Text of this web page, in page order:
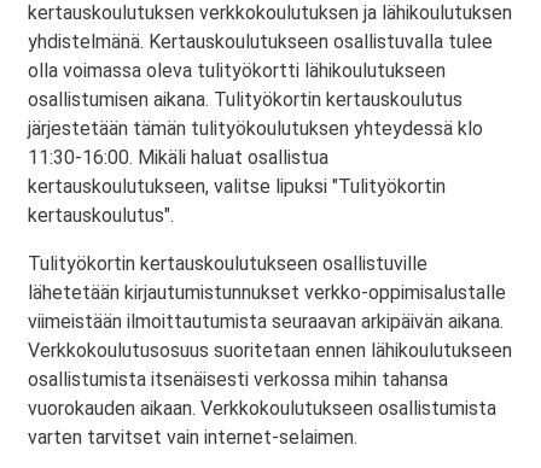
kertauskoulutuksen verkkokoulutuksen ja lähikoulutuksen
yhdistelmänä. Kertauskoulutukseen osallistuvalla tulee
olla voimassa oleva tulityökortti lähikoulutukseen
osallistumisen aikana. Tulityökortin kertauskoulutus
järjestetään tämän tulityökoulutuksen yhteydessä klo
11:30-16:00. Mikäli haluat osallistua
kertauskoulutukseen, valitse lipuksi "Tulityökortin
kertauskoulutus".
Tulityökortin kertauskoulutukseen osallistuville
lähetetään kirjautumistunnukset verkko-oppimisalustalle
viimeistään ilmoittautumista seuraavan arkipäivän aikana.
Verkkokoulutusosuus suoritetaan ennen lähikoulutukseen
osallistumista itsenäisesti verkossa mihin tahansa
vuorokauden aikaan. Verkkokoulutukseen osallistumista
varten tarvitset vain internet-selaimen.